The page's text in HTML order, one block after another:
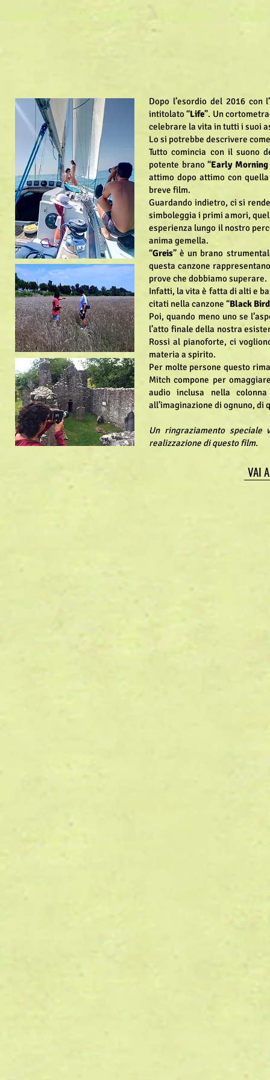
THE BAND
Dopo l’esordio del 2016 con
intitolato “Life”. Un
celebrare la vita in tutti i suoi
Lo si potrebbe descrivere
Tutto comincia con il suono
potente brano “Early Morning
attimo dopo attimo con
breve film.
Guardando indietro, ci si
simboleggia i primi amori,
esperienza lungo il nostro
anima gemella.
“Greis” è un brano
questa canzone
prove che dobbiamo superare.
Infatti, la vita è fatta di alti e
citati nella canzone “Black Bird
Poi, quando meno uno se
l’atto finale della nostra
Rossi al pianoforte, ci
materia a spirito.
Per molte persone questo
Mitch compone per
audio inclusa nella
all’imaginazione di ognuno, di
Un ringraziamento
realizzazione di questo film.
VAI